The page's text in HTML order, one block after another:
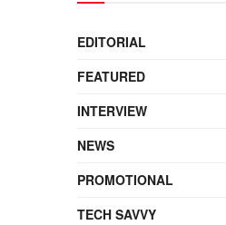
EDITORIAL
FEATURED
INTERVIEW
NEWS
PROMOTIONAL
TECH SAVVY